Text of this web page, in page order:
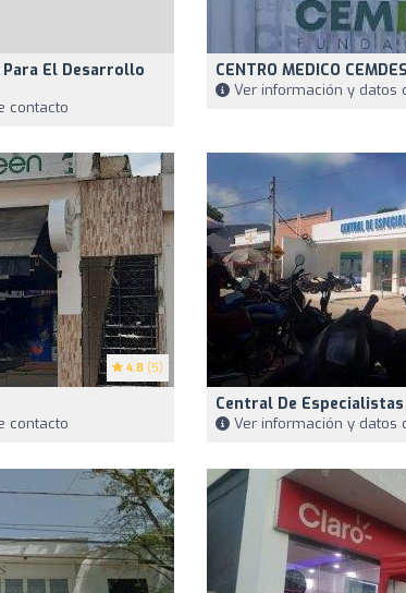
El Desarrollo
contacto
CENTRO MEDICO
Ver información y datos
4.8 (5)
contacto
Central De Especialistas
Ver información y datos